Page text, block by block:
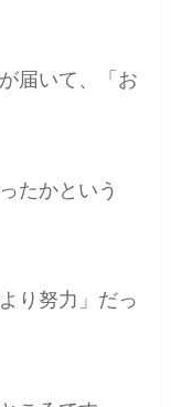
届いて、「お
たかという
り努力」だっ